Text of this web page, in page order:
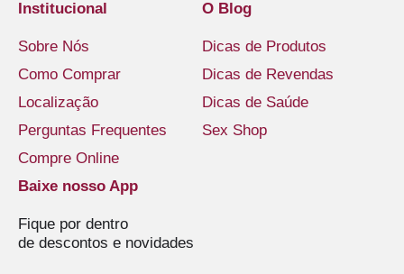
Institucional
Sobre Nós
Como Comprar
Localização
Perguntas Frequentes
Compre Online
O Blog
Dicas de Produtos
Dicas de Revendas
Dicas de Saúde
Sex Shop
Baixe nosso App
Fique por dentro
de descontos e novidades